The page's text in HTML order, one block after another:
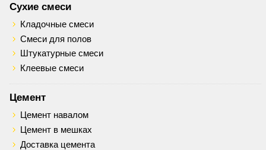
Сухие смеси
Кладочные смеси
Смеси для полов
Штукатурные смеси
Клеевые смеси
Цемент
Цемент навалом
Цемент в мешках
Доставка цемента